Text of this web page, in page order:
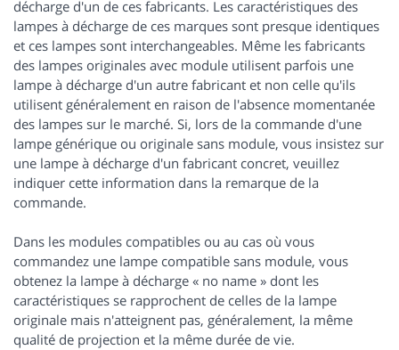
décharge d'un de ces fabricants. Les caractéristiques des
lampes à décharge de ces marques sont presque identiques
et ces lampes sont interchangeables. Même les fabricants
des lampes originales avec module utilisent parfois une
lampe à décharge d'un autre fabricant et non celle qu'ils
utilisent généralement en raison de l'absence momentanée
des lampes sur le marché. Si, lors de la commande d'une
lampe générique ou originale sans module, vous insistez sur
une lampe à décharge d'un fabricant concret, veuillez
indiquer cette information dans la remarque de la
commande.
Dans les modules compatibles ou au cas où vous
commandez une lampe compatible sans module, vous
obtenez la lampe à décharge « no name » dont les
caractéristiques se rapprochent de celles de la lampe
originale mais n'atteignent pas, généralement, la même
qualité de projection et la même durée de vie.